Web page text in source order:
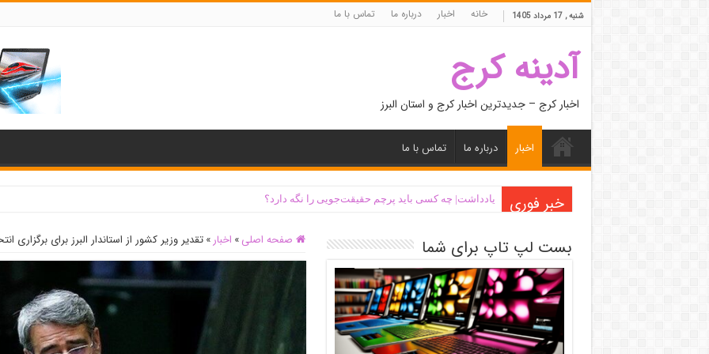
شنبه , 17 مرداد 1405 خانه اخبار درباره ما تماس با ما
آدینه کرج
اخبار کرج – جدیدترین اخبار کرج و استان البرز
اخبار درباره ما تماس با ما
خبر فوری یادداشت| ‌چه کسی باید پرچم حقیقت‌جویی را نگه دارد؟
صفحه اصلی » اخبار » تقدیر وزیر کشور از استاندار البرز برای برگزاری بست لپ تاپ برای شما